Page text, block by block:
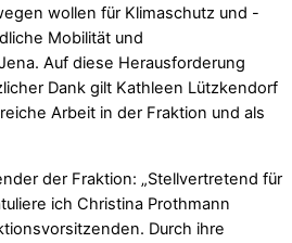
wollen für Klimaschutz und -
Mobilität und
Auf diese Herausforderung
Dank gilt Kathleen Lützkendorf
Arbeit in der Fraktion und als
der Fraktion: „Stellvertretend für
ich Christina Prothmann
Durch ihre